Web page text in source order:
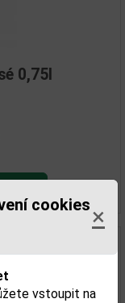
cookies×
vstoupit na
0,75l